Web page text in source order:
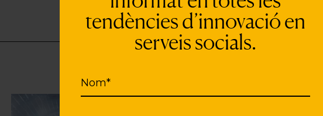
tendències d’innovació en
serveis socials.
Nom*